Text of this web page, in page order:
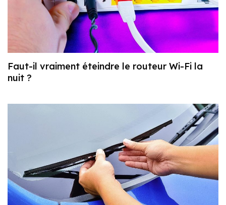
Faut-il vraiment éteindre le routeur Wi-Fi la
nuit ?